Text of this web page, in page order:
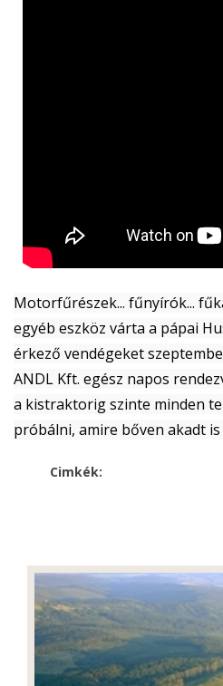
Motorfűrészek... fűnyírók...
egyéb eszköz várta a pápai
érkező vendégeket
ANDL Kft. egész napos
a kistraktorig szinte minden
próbálni, amire bőven akadt
Cimkék: